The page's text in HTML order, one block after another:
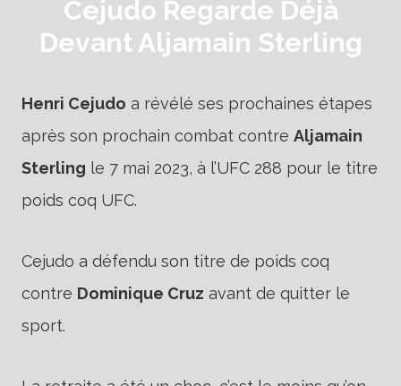
Cejudo Regarde Déjà
Devant Aljamain Sterling
Henri Cejudo a révélé ses prochaines étapes
après son prochain combat contre Aljamain
Sterling le 7 mai 2023, à l’UFC 288 pour le titre
poids coq UFC.
Cejudo a défendu son titre de poids coq
contre Dominique Cruz avant de quitter le
sport.